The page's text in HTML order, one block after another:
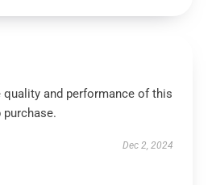
quality and performance of this
purchase.
Dec 2, 2024